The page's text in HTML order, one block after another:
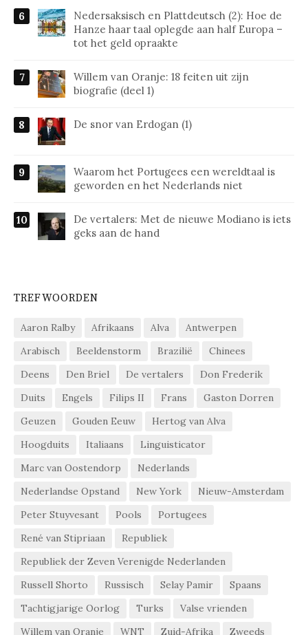
Nedersaksisch en Plattdeutsch (2): Hoe de
Hanze haar taal oplegde aan half Europa –
tot het geld opraakte
Willem van Oranje: 18 feiten uit zijn
biografie (deel 1)
De snor van Erdogan (1)
Waarom het Portugees een wereldtaal is
geworden en het Nederlands niet
De vertalers: Met de nieuwe Modiano is iets
geks aan de hand
TREFWOORDEN
Aaron Ralby Afrikaans Alva
Antwerpen
Arabisch
Beeldenstorm Brazilië
Chinees
Deens
Den Briel De vertalers
Don Frederik
Duits
Engels Filips II Frans
Gaston Dorren
Geuzen
Gouden Eeuw
Hertog van Alva
Hoogduits
Italiaans
Linguisticator
Marc van Oostendorp
Nederlands
Nederlandse Opstand
New York
Nieuw-Amsterdam
Peter Stuyvesant
Pools
Portugees
René van Stipriaan
Republiek
Republiek der Zeven Verenigde Nederlanden
Russell Shorto
Russisch Selay Pamir
Spaans
Tachtigjarige Oorlog
Turks
Valse vrienden
Willem van Oranje
WNT Zuid-Afrika Zweeds